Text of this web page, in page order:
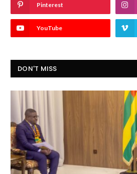
Pinterest
YouTube
DON'T MISS